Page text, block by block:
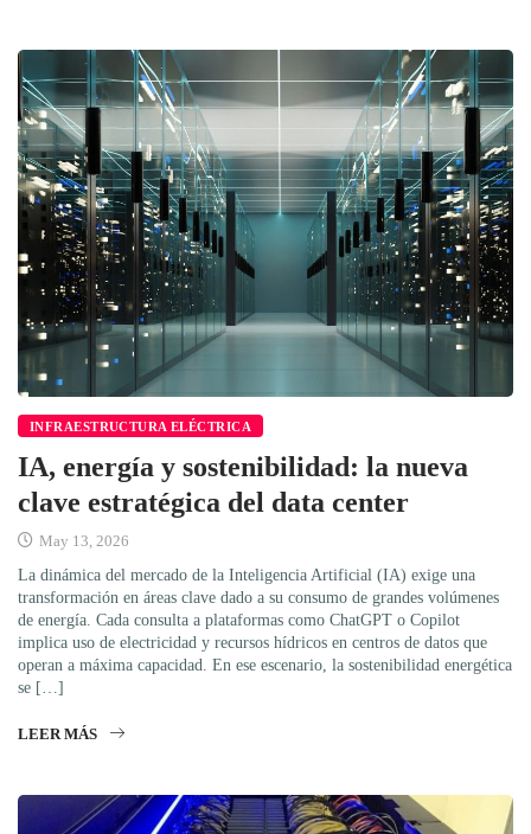
INFRAESTRUCTURA ELÉCTRICA
IA, energía y sostenibilidad: la nueva
clave estratégica del data center
May 13, 2026
La dinámica del mercado de la Inteligencia Artificial (IA) exige una
transformación en áreas clave dado a su consumo de grandes volúmenes
de energía. Cada consulta a plataformas como ChatGPT o Copilot
implica uso de electricidad y recursos hídricos en centros de datos que
operan a máxima capacidad. En ese escenario, la sostenibilidad energética
se […]
LEER MÁS